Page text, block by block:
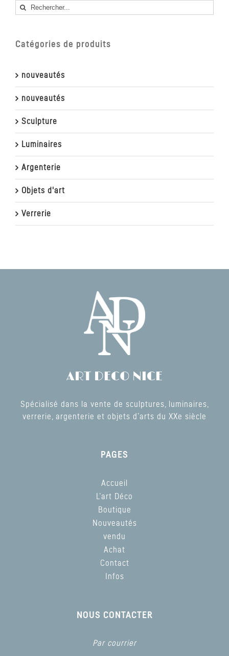
Rechercher
Catégories de produits
nouveautés
nouveautés
Sculpture
Luminaires
Argenterie
Objets d'art
Verrerie
ART DECO NICE
Spécialisé dans la vente de sculptures, luminaires,
verrerie, argenterie et objets d’arts du XXe siècle
PAGES
Accueil
L’art Déco
Boutique
Nouveautés
vendu
Achat
Contact
Infos
NOUS CONTACTER
Par courrier